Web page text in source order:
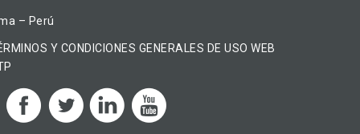
– Perú
Y CONDICIONES GENERALES DE USO WEB